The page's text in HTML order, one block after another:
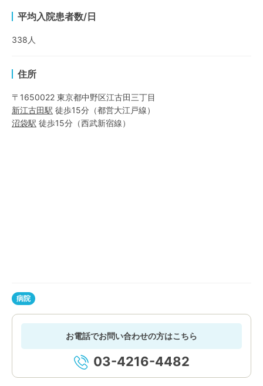
平均入院患者数/日
338 人
住所
〒1650022 東京都中野区江古田三丁目
新江古田駅 徒歩15分 （都営大江戸線）
沼袋駅 徒歩15分 （西武新宿線）
病院
お電話でお問い合わせの方はこちら
03-4216-4482